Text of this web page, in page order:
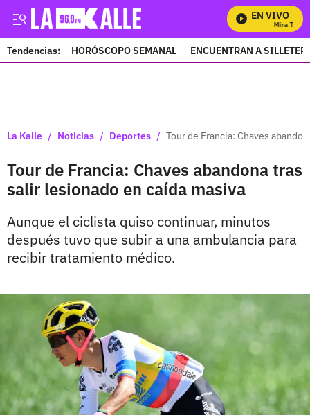
EN VIVO
Mira Todos
Tendencias: HORÓSCOPO SEMANAL ENCUENTRAN A
La Kalle / Noticias / Deportes / Tour de Francia: Chaves
Tour de Francia: Chaves abandona tras
salir lesionado en caída masiva
Aunque el ciclista quiso continuar, minutos
después tuvo que subir a una ambulancia para
recibir tratamiento médico.